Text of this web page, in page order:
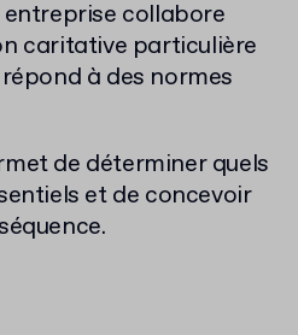
collabore
caritative particulière
à des normes
de déterminer quels
et de concevoir